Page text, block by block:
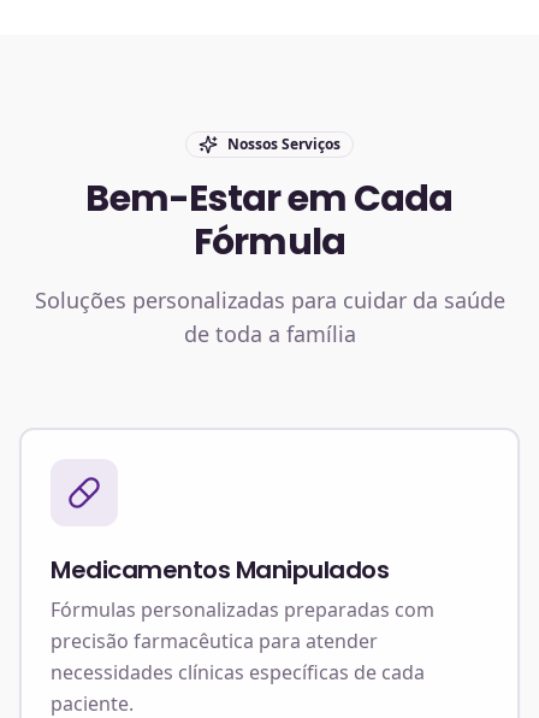
Nossos Serviços
Bem-Estar em Cada
Fórmula
Soluções personalizadas para cuidar da saúde
de toda a família
Medicamentos Manipulados
Fórmulas personalizadas preparadas com
precisão farmacêutica para atender
necessidades clínicas específicas de cada
paciente.